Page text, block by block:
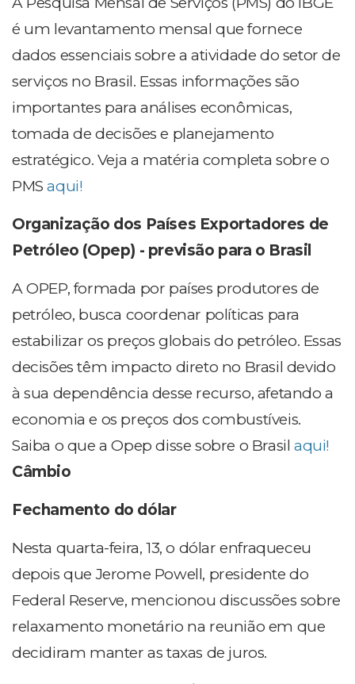
é um levantamento mensal que fornece
dados essenciais sobre a atividade do setor de
serviços no Brasil. Essas informações são
importantes para análises econômicas,
tomada de decisões e planejamento
estratégico. Veja a matéria completa sobre o
PMSaqui!
Organização dos Países Exportadores de
Petróleo (Opep) - previsão para o Brasil
A OPEP, formada por países produtores de
petróleo, busca coordenar políticas para
estabilizar os preços globais do petróleo. Essas
decisões têm impacto direto no Brasil devido
à sua dependência desse recurso, afetando a
economia e os preços dos combustíveis.
Saiba o que a Opep disse sobre o Brasilaqui!
Câmbio
Fechamento do dólar
Nesta quarta-feira, 13, o dólar enfraqueceu
depois que Jerome Powell, presidente do
Federal Reserve, mencionou discussões sobre
relaxamento monetário na reunião em que
decidiram manter as taxas de juros.